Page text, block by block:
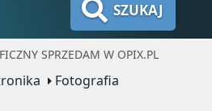
SZUKAJ
SPRZEDAM W OPIX.PL
Fotografia